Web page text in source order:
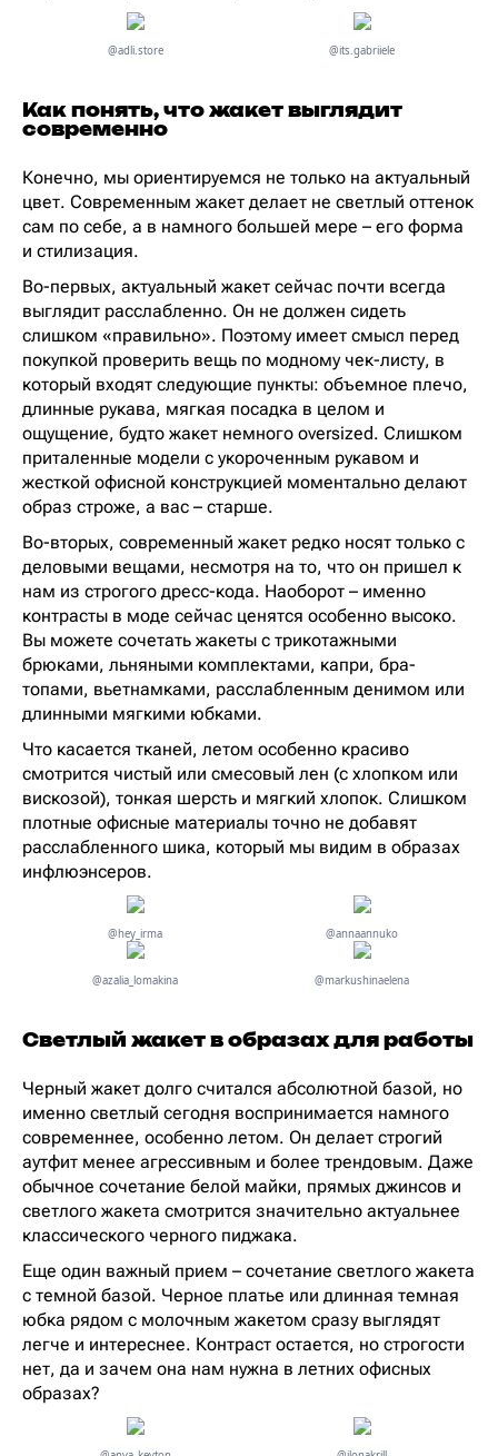
@adli.store @its.gabriiele
Как понять, что жакет выглядит
современно
Конечно, мы ориентируемся не только на актуальный
цвет. Современным жакет делает не светлый оттенок
сам по себе, а в намного большей мере – его форма
и стилизация.
Во-первых, актуальный жакет сейчас почти всегда
выглядит расслабленно. Он не должен сидеть
слишком «правильно». Поэтому имеет смысл перед
покупкой проверить вещь по модному чек-листу, в
который входят следующие пункты: объемное плечо,
длинные рукава, мягкая посадка в целом и
ощущение, будто жакет немного oversized. Слишком
приталенные модели с укороченным рукавом и
жесткой офисной конструкцией моментально делают
образ строже, а вас – старше.
Во-вторых, современный жакет редко носят только с
деловыми вещами, несмотря на то, что он пришел к
нам из строгого дресс-кода. Наоборот – именно
контрасты в моде сейчас ценятся особенно высоко.
Вы можете сочетать жакеты с трикотажными
брюками, льняными комплектами, капри, бра-
топами, вьетнамками, расслабленным денимом или
длинными мягкими юбками.
Что касается тканей, летом особенно красиво
смотрится чистый или смесовый лен (с хлопком или
вискозой), тонкая шерсть и мягкий хлопок. Слишком
плотные офисные материалы точно не добавят
расслабленного шика, который мы видим в образах
инфлюэнсеров.
@hey_irma @annaannuko
@azalia_lomakina @markushinaelena
Светлый жакет в образах для работы
Черный жакет долго считался абсолютной базой, но
именно светлый сегодня воспринимается намного
современнее, особенно летом. Он делает строгий
аутфит менее агрессивным и более трендовым. Даже
обычное сочетание белой майки, прямых джинсов и
светлого жакета смотрится значительно актуальнее
классического черного пиджака.
Еще один важный прием – сочетание светлого жакета
с темной базой. Черное платье или длинная темная
юбка рядом с молочным жакетом сразу выглядят
легче и интереснее. Контраст остается, но строгости
нет, да и зачем она нам нужна в летних офисных
образах?